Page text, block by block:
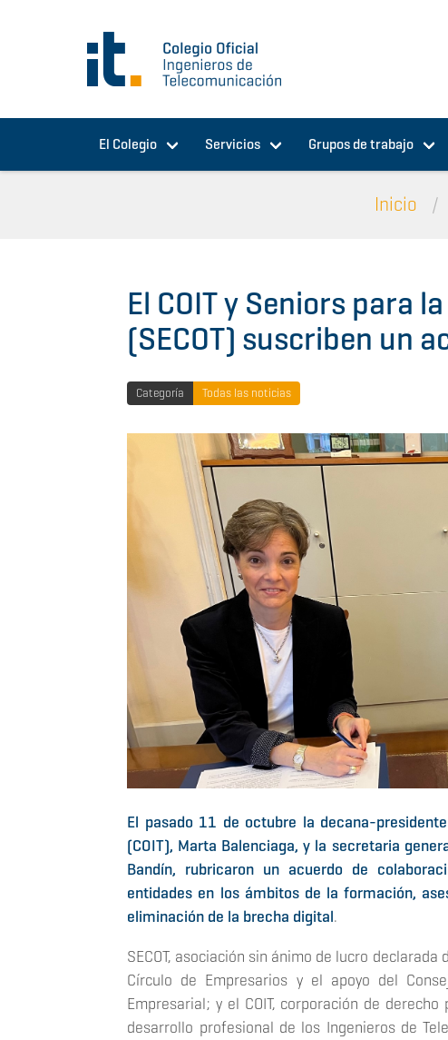
El Colegio Servicios Grupos de trabajo
Inicio
El COIT y Seniors para
(SECOT) suscriben un
Categoría Todas las noticias
El pasado 11 de octubre la decana-
(COIT), Marta Balenciaga, y la secretaria
Bandín, rubricaron un acuerdo de
entidades en los ámbitos de la formación,
eliminación de la brecha digital.
SECOT, asociación sin ánimo de lucro
Círculo de Empresarios y el apoyo del
Empresarial; y el COIT, corporación de
desarrollo profesional de los Ingenieros de